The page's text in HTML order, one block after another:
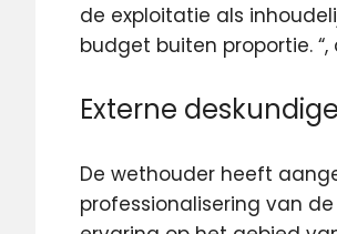
de exploitatie als
budget buiten proportie.
Externe deskundige
De wethouder heeft
professionalisering van